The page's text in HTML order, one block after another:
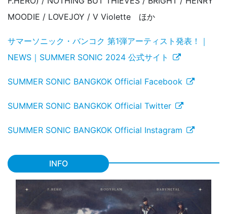
MOODIE / LOVEJOY / V Violette ほか
サマーソニック・バンコク 第1弾アーティスト発表！｜
NEWS｜SUMMER SONIC 2024 公式サイト
SUMMER SONIC BANGKOK Official Facebook
SUMMER SONIC BANGKOK Official Twitter
SUMMER SONIC BANGKOK Official Instagram
INFO